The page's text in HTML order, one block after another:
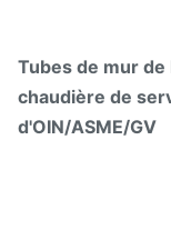
Tubes de mur
chaudière de
d'OIN/ASME/GV